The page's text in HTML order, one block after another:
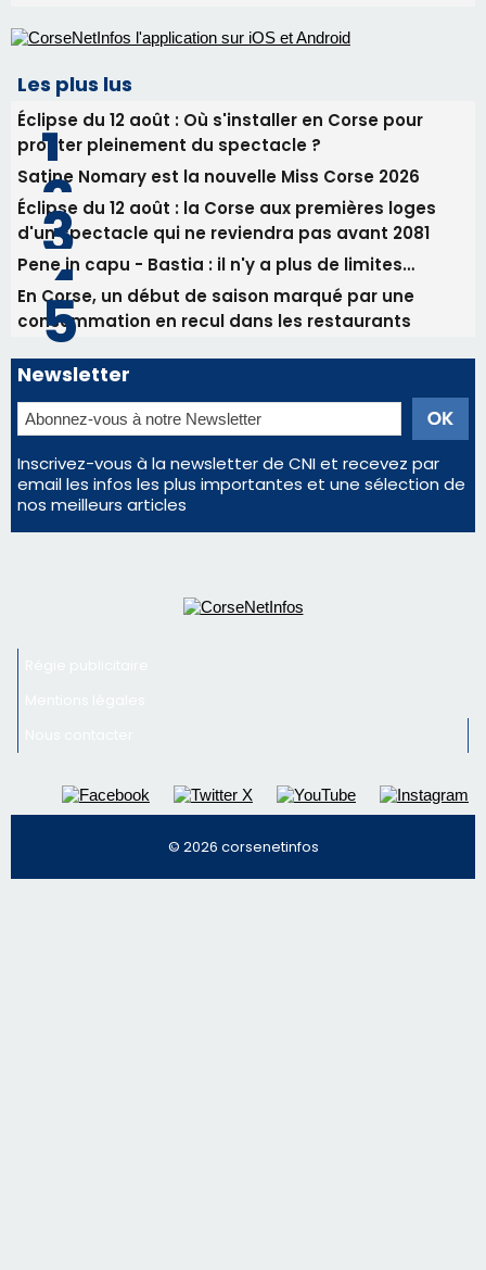
Alata - Soirée Tango Argentin au stade de San
Benedetto
05/08/2026 09:53
Biguglia : messe de la Sainte-Marie et
procession le 14 août
Les plus lus
Éclipse du 12 août : Où s'installer en Corse pour
profiter pleinement du spectacle ?
Satine Nomary est la nouvelle Miss Corse 2026
Éclipse du 12 août : la Corse aux premières loges
d'un spectacle qui ne reviendra pas avant 2081
Pene in capu - Bastia : il n'y a plus de limites…
En Corse, un début de saison marqué par une